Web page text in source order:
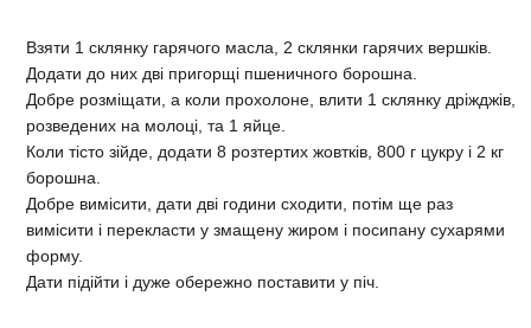
Взяти 1 склянку гарячого масла, 2 склянки гарячих вершків.
Додати до них дві пригорщі пшеничного борошна.
Добре розміщати, а коли прохолоне, влити 1 склянку дріжджів,
розведених на молоці, та 1 яйце.
Коли тісто зійде, додати 8 розтертих жовтків, 800 г цукру і 2 кг
борошна.
Добре вимісити, дати дві години сходити, потім ще раз
вимісити і перекласти у змащену жиром і посипану сухарями
форму.
Дати підійти і дуже обережно поставити у піч.